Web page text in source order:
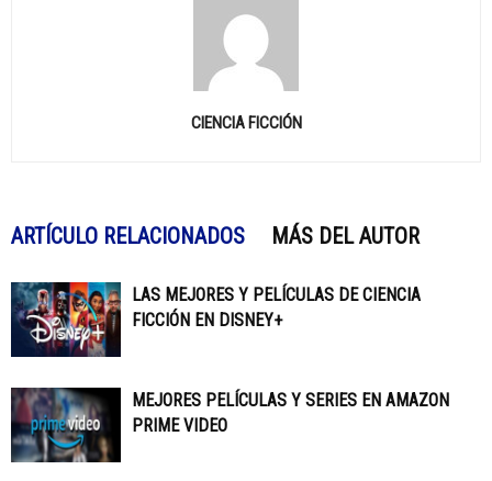
CIENCIA FICCIÓN
ARTÍCULO RELACIONADOS MÁS DEL AUTOR
LAS MEJORES Y PELÍCULAS DE CIENCIA
FICCIÓN EN DISNEY+
MEJORES PELÍCULAS Y SERIES EN AMAZON
PRIME VIDEO